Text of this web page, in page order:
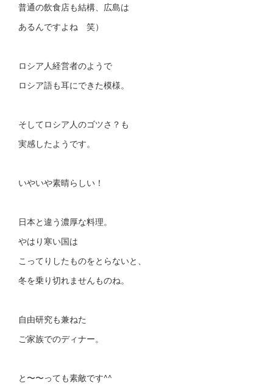
普通の飲食店も結構、広島は
あるんですよね 笑）
ロシア人経営者のようで
ロシア語も耳にできた模様。
そしてロシア人のゴツさ？も
実感したようです。
いやいや素晴らしい！
日本と違う濃厚な料理。
やはり寒い国は
こってりしたものをとらないと、
冬を乗り切れませんものね。
自由研究も兼ねた
ご家族でのディナー。
と〜〜っても素敵です^^